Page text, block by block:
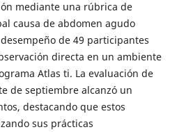
mediante una rúbrica de
causa de abdomen agudo
de 49 participantes
directa en un ambiente
Atlas ti. La evaluación de
de septiembre alcanzó un
destacando que estos
sus prácticas